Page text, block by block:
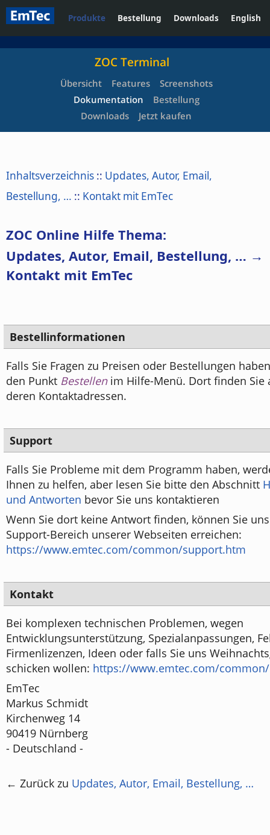
Produkte Bestellung Downloads English
ZOC Terminal
Übersicht Features
Screenshots
Dokumentation
Bestellung
Downloads
Jetzt kaufen
Inhaltsverzeichnis :: Updates, Autor, Email,
Bestellung, … :: Kontakt mit EmTec
ZOC Online Hilfe Thema:
Updates, Autor, Email, Bestellung, … →
Kontakt mit EmTec
Bestellinformationen
Falls Sie Fragen zu Preisen oder Bestellungen
den Punkt Bestellenim Hilfe-Menü. Dort finden Sie
deren Kontaktadressen.
Support
Falls Sie Probleme mit dem Programm haben,
Ihnen zu helfen, aber lesen Sie bitte den Abschnitt
und Antworten bevor Sie uns kontaktieren
Wenn Sie dort keine Antwort finden, können Sie
Support-Bereich unserer Webseiten erreichen:
https://www.emtec.com/common/support.htm
Kontakt
Bei komplexen technischen Problemen, wegen
Entwicklungsunterstützung, Spezialanpassungen,
Firmenlizenzen, Ideen oder falls Sie uns
schicken wollen: https://www.emtec.com/
EmTec
Markus Schmidt
Kirchenweg 14
90419 Nürnberg
- Deutschland -
← Zurück zu Updates, Autor, Email, Bestellung, …